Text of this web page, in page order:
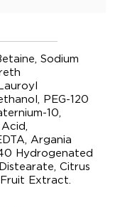
Sodium
PEG-120
10,
Argania
Hydrogenated
Citrus
Extract.